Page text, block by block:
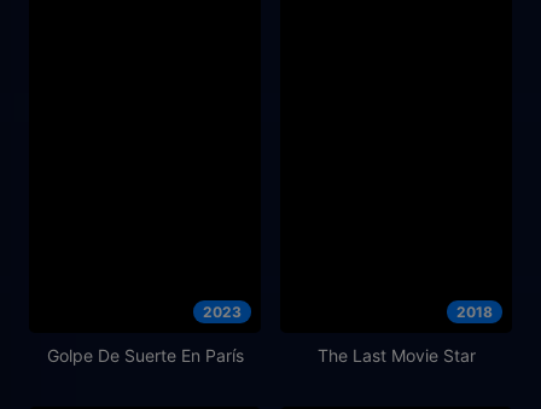
2023
Golpe De Suerte En París
2018
The Last Movie Star